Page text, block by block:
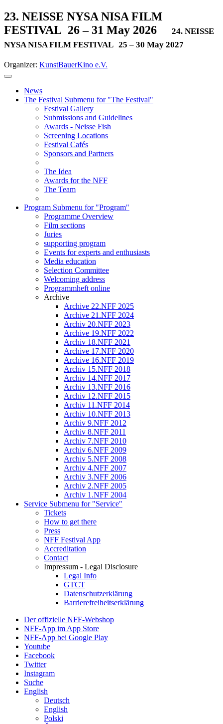
23. NEISSE NYSA NISA FILM
FESTIVAL 26 – 31 May 2026
24. NEISSE
NYSA NISA FILM FESTIVAL 25 – 30 May 2027
Organizer: KunstBauerKino e.V.
News
The Festival Submenu for "The Festival"
Festival Gallery
Submissions and Guidelines
Awards - Neisse Fish
Screening Locations
Festival Cafés
Sponsors and Partners
The Idea
Awards for the NFF
The Team
Program Submenu for "Program"
Programme Overview
Film sections
Juries
supporting program
Events for experts and enthusiasts
Media education
Selection Committee
Welcoming address
Programmheft online
Archive
Archive 22.NFF 2025
Archive 21.NFF 2024
Archiv 20.NFF 2023
Archive 19.NFF 2022
Archiv 18.NFF 2021
Archive 17.NFF 2020
Archive 16.NFF 2019
Archiv 15.NFF 2018
Archiv 14.NFF 2017
Archiv 13.NFF 2016
Archiv 12.NFF 2015
Archiv 11.NFF 2014
Archiv 10.NFF 2013
Archiv 9.NFF 2012
Archiv 8.NFF 2011
Archiv 7.NFF 2010
Archiv 6.NFF 2009
Archiv 5.NFF 2008
Archiv 4.NFF 2007
Archiv 3.NFF 2006
Archiv 2.NFF 2005
Archiv 1.NFF 2004
Service Submenu for "Service"
Tickets
How to get there
Press
NFF Festival App
Accreditation
Contact
Impressum - Legal Disclosure
Legal Info
GTCT
Datenschutzerklärung
Barrierefreiheitserklärung
Der offizielle NFF-Webshop
NFF-App im App Store
NFF-App bei Google Play
Youtube
Facebook
Twitter
Instagram
Suche
English
Deutsch
English
Polski